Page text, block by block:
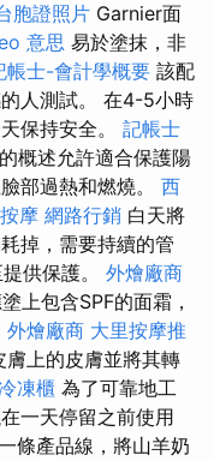
胞證照片 Garnier面
意思 易於塗抹，非
帳士-會計學概要 該配
人測試。 在4-5小時
保持安全。 記帳士
概述允許適合保護陽
部過熱和燃燒。 西
摩 網路行銷 白天將
掉，需要持續的管
供保護。 外燴廠商
上包含SPF的面霜，
外燴廠商 大里按摩推
上的皮膚並將其轉
凍櫃 為了可靠地工
一天停留之前使用
條產品線，將山羊奶